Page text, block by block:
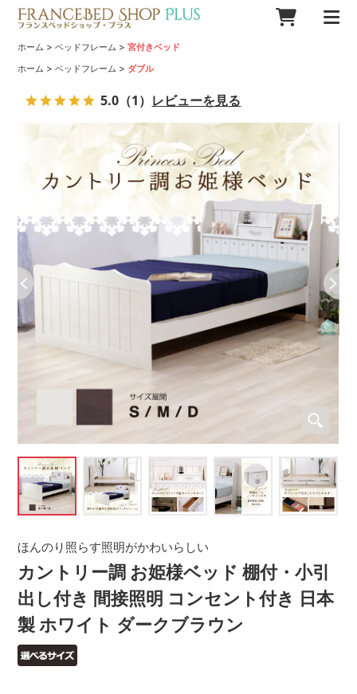
ホーム >ベッドフレーム >宮付きベッド
ホーム >ベッドフレーム > ダブル
カントリー調 お姫様ベッド 棚付・小引
出し付き 間接照明 コンセント付き 日本
製 ホワイト ダークブラウン
ほんのり照らす照明がかわいらしい
5.0 （1） レビューを見る